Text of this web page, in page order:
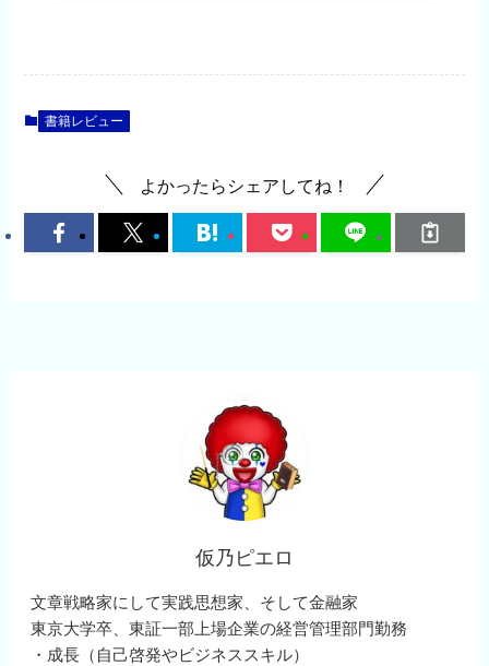
書籍レビュー
よかったらシェアしてね！
仮乃ピエロ
文章戦略家にして実践思想家、そして金融家
東京大学卒、東証一部上場企業の経営管理部門勤務
・成長（自己啓発やビジネススキル）